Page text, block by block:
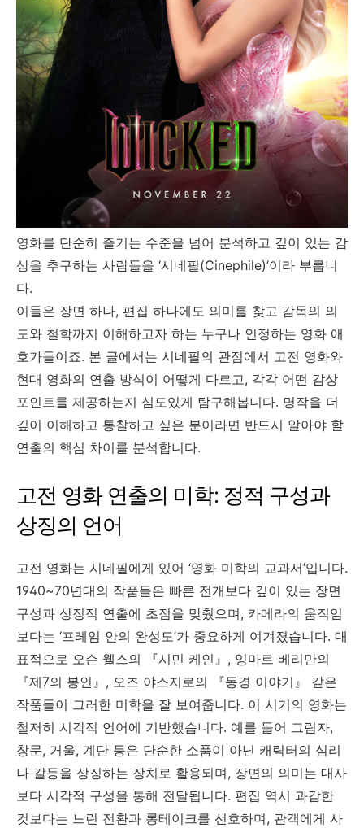
영화를 단순히 즐기는 수준을 넘어 분석하고 깊이 있는 감
상을 추구하는 사람들을 ‘시네필(Cinephile)’이라 부릅니
다.
이들은 장면 하나, 편집 하나에도 의미를 찾고 감독의 의
도와 철학까지 이해하고자 하는 누구나 인정하는 영화 애
호가들이죠. 본 글에서는 시네필의 관점에서 고전 영화와
현대 영화의 연출 방식이 어떻게 다르고, 각각 어떤 감상
포인트를 제공하는지 심도있게 탐구해봅니다. 명작을 더
깊이 이해하고 통찰하고 싶은 분이라면 반드시 알아야 할
연출의 핵심 차이를 분석합니다.
고전 영화 연출의 미학: 정적 구성과
상징의 언어
고전 영화는 시네필에게 있어 ‘영화 미학의 교과서’입니다.
1940~70년대의 작품들은 빠른 전개보다 깊이 있는 장면
구성과 상징적 연출에 초점을 맞췄으며, 카메라의 움직임
보다는 ‘프레임 안의 완성도’가 중요하게 여겨졌습니다. 대
표적으로 오슨 웰스의 『시민 케인』, 잉마르 베리만의
『제7의 봉인』, 오즈 야스지로의 『동경 이야기』 같은
작품들이 그러한 미학을 잘 보여줍니다. 이 시기의 영화는
철저히 시각적 언어에 기반했습니다. 예를 들어 그림자,
창문, 거울, 계단 등은 단순한 소품이 아닌 캐릭터의 심리
나 갈등을 상징하는 장치로 활용되며, 장면의 의미는 대사
보다 시각적 구성을 통해 전달됩니다. 편집 역시 과감한
컷보다는 느린 전환과 롱테이크를 선호하며, 관객에게 사